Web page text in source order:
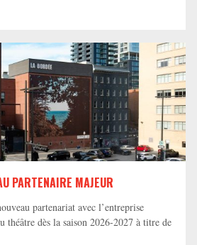
PARTENAIRE MAJEUR
partenariat avec l’entreprise
théâtre dès la saison 2026-2027 à titre de